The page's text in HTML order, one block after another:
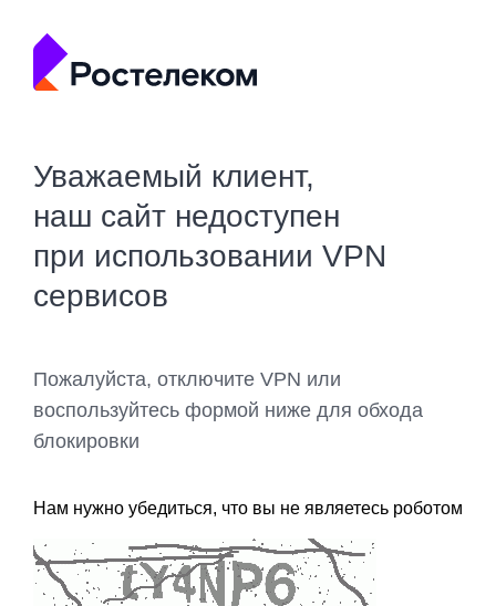
Уважаемый клиент,
наш сайт недоступен
при использовании VPN
сервисов
Пожалуйста, отключите VPN или
воспользуйтесь формой ниже для обхода
блокировки
Нам нужно убедиться, что вы не являетесь роботом